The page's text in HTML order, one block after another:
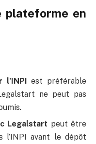
plateforme en
est préférable
ne peut pas
Legalstart peut être
l’INPI avant le dépôt